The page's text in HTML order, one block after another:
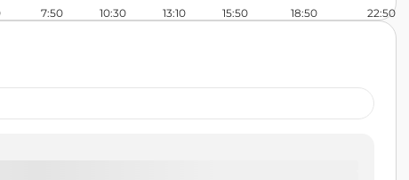
7:50 10:30 13:10 15:50 18:50 22:50